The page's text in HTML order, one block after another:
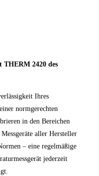
THERM 2420 des
Ihres
normgerechten
in den Bereichen
aller Hersteller
– eine regelmäßige
jederzeit